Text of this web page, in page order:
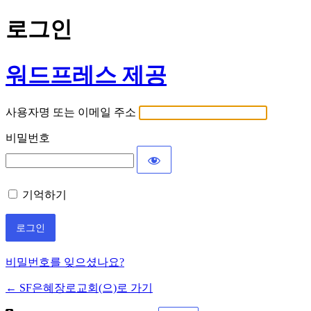
로그인
워드프레스 제공
사용자명 또는 이메일 주소
비밀번호
기억하기
비밀번호를 잊으셨나요?
← SF은혜장로교회(으)로 가기